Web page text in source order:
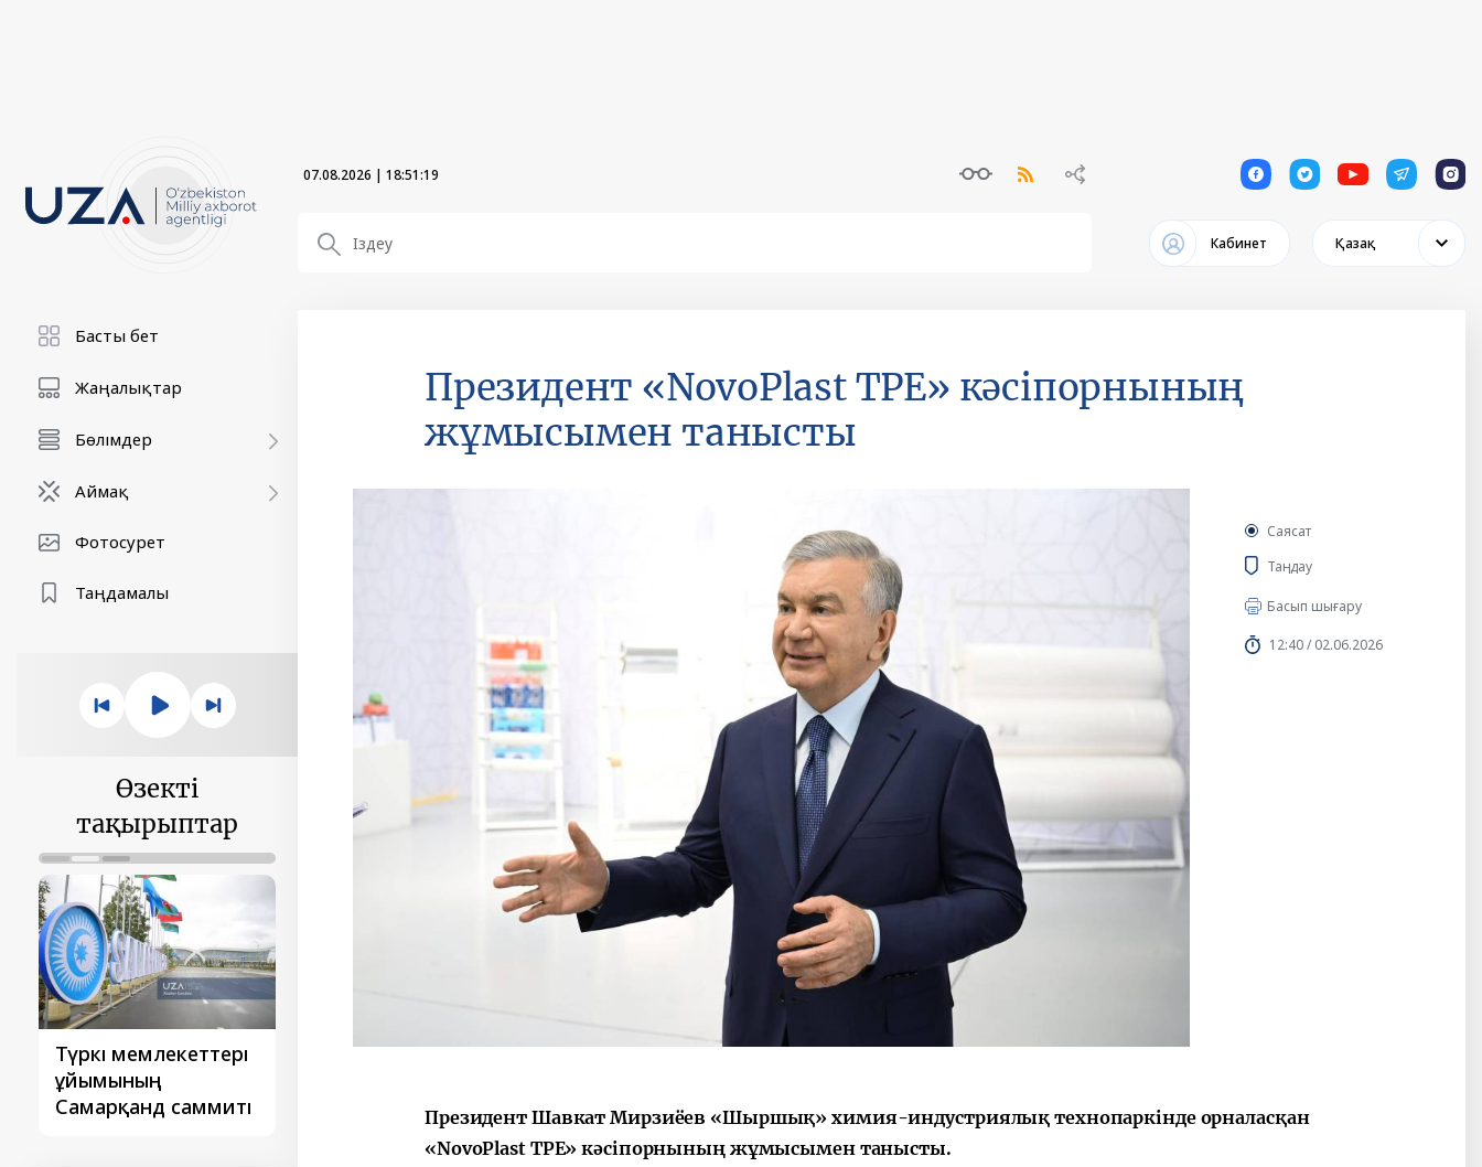
07.08.2026 | 18:51:21 1 1 1 1 1
Кабинет Қазақ
Басты бет
Жаңалықтар
Бөлімдер
Аймақ
Фотосурет
Таңдамалы
Өзекті
тақырыптар
Түркі мемлекеттері
ұйымының
Самарқанд саммиті
‘Орталық Азия -
Президент «NovoPlast TPE» кәсіпорнының
жұмысымен танысты
Саясат
Таңдау
Басып шығару
12:40 / 02.06.2026
Президент Шавкат Мирзиёев «Шыршық» химия-индустриялық технопаркінде орналасқан
«NovoPlast TPE» кәсіпорнының жұмысымен танысты.